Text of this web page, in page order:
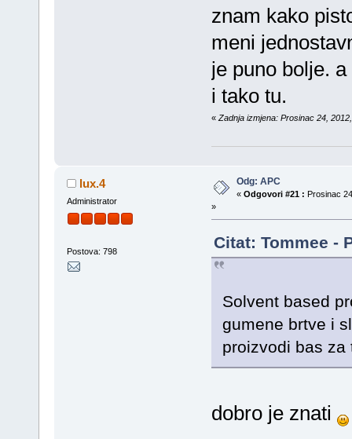
znam kako
meni
je puno bolje.
i tako tu.
« Zadnja izmjena: Prosinac 24,
lux.4
Administrator
Postova: 798
Odg: APC
« Odgovori #21 : Prosinac
»
Citat: Tommee -
Solvent based
gumene brtve i
proizvodi bas za
dobro je znati